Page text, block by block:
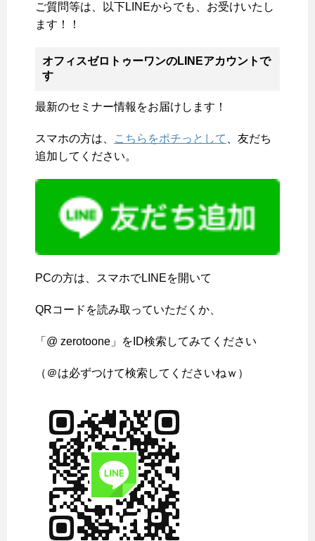
ご質問等は、以下LINEからでも、お受けいたし
ます！！
オフィスゼロトゥーワンのLINEアカウントで
す
最新のセミナー情報をお届けします！
スマホの方は、 こちらをポチっとして
、友だち
追加してください。
PCの方は、スマホでLINEを開いて
QRコードを読み取っていただくか、
「@ zerotoone」をID検索してみてください
（＠は必ずつけて検索してくださいねｗ）